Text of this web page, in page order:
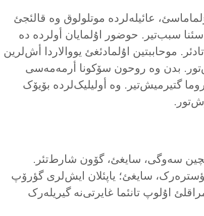
عائیلەلردە موتلولوق وە قالئجئ
سبب‌تیر. حوضور اۇلمایان أولردە دە
موحاببتین اۇلمادئغئ یووالاردا أش‌لرین
بدن وە روحون سۆکونا أرمەمەسی
گتیرمیش‌تیر. وە أولیلیک‌لردە بۆیۆک
سەوگی، سایغئ، گۆون شارط‌تئر.
سایغئ؛ یاپئلان ایش‌لری گؤرۆپ
اۇلوپ تانئما غایرتی‌نە گیریلەرک